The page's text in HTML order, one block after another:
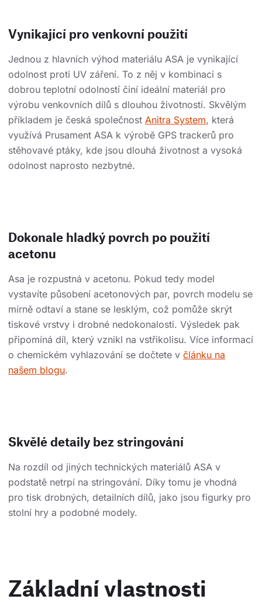
Vynikající pro venkovní použití
Jednou z hlavních výhod materiálu ASA je vynikající
odolnost proti UV záření. To z něj v kombinaci s
dobrou teplotní odolností činí ideální materiál pro
výrobu venkovních dílů s dlouhou životností. Skvělým
příkladem je česká společnost Anitra System, která
využívá Prusament ASA k výrobě GPS trackerů pro
stěhovavé ptáky, kde jsou dlouhá životnost a vysoká
odolnost naprosto nezbytné.
Dokonale hladký povrch po použití
acetonu
Asa je rozpustná v acetonu. Pokud tedy model
vystavíte působení acetonových par, povrch modelu se
mírně odtaví a stane se lesklým, což pomůže skrýt
tiskové vrstvy i drobné nedokonalosti. Výsledek pak
připomíná díl, který vznikl na vstřikolisu. Více informací
o chemickém vyhlazování se dočtete v článku na
našem blogu.
Skvělé detaily bez stringování
Na rozdíl od jiných technických materiálů ASA v
podstatě netrpí na stringování. Díky tomu je vhodná
pro tisk drobných, detailních dílů, jako jsou figurky pro
stolní hry a podobné modely.
Základní vlastnosti